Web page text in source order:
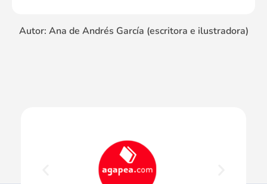
Autor: Ana de Andrés García (escritora e ilustradora)